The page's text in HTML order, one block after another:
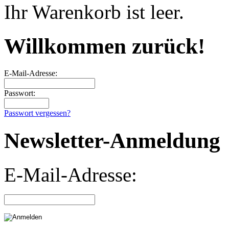
Ihr Warenkorb ist leer.
Willkommen zurück!
E-Mail-Adresse:
Passwort:
Passwort vergessen?
Newsletter-Anmeldung
E-Mail-Adresse: